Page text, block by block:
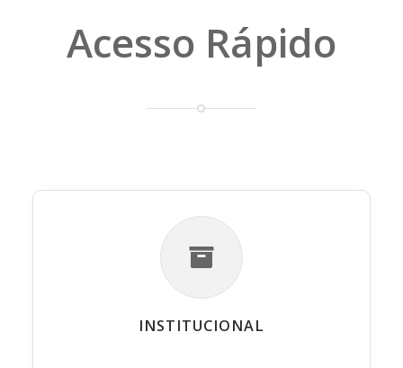
Acesso Rápido
INSTITUCIONAL